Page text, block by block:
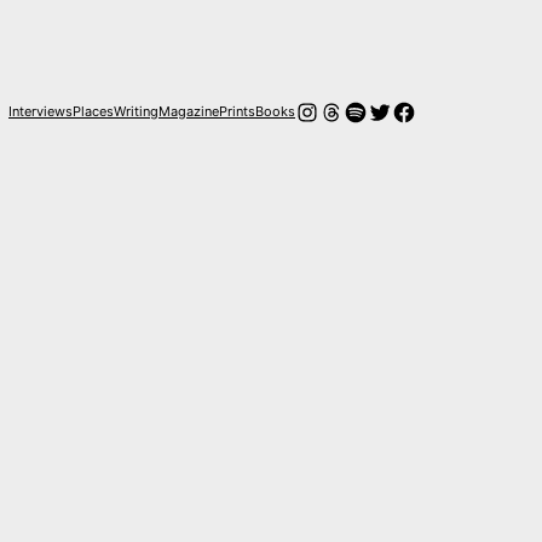
InterviewsPlacesWritingMagazinePrintsBooksInstagram
Threads
Spotify
Twitter
Facebook